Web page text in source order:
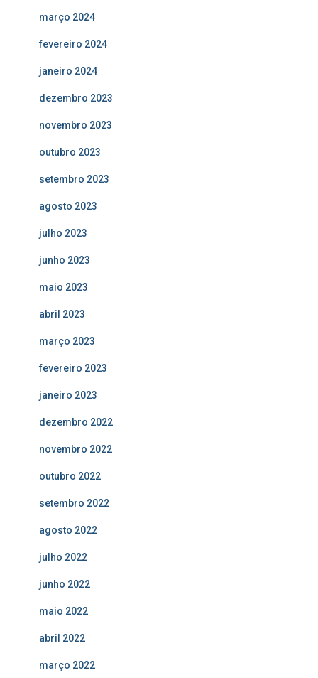
março 2024
fevereiro 2024
janeiro 2024
dezembro 2023
novembro 2023
outubro 2023
setembro 2023
agosto 2023
julho 2023
junho 2023
maio 2023
abril 2023
março 2023
fevereiro 2023
janeiro 2023
dezembro 2022
novembro 2022
outubro 2022
setembro 2022
agosto 2022
julho 2022
junho 2022
maio 2022
abril 2022
março 2022